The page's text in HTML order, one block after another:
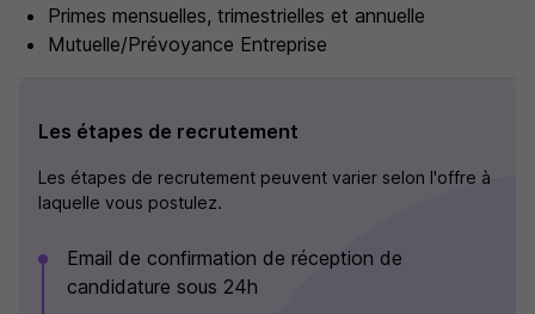
Primes mensuelles, trimestrielles et annuelle
Mutuelle/Prévoyance Entreprise
Les étapes de recrutement
Les étapes de recrutement peuvent varier selon l'offre à
laquelle vous postulez.
Email de confirmation de réception de
candidature sous 24h